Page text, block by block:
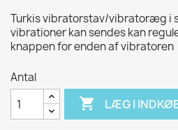
Turkis vibratorstav/vibratoræg i
vibrationer kan sendes kan
knappen for enden af vibratoren
Antal
 LÆG I